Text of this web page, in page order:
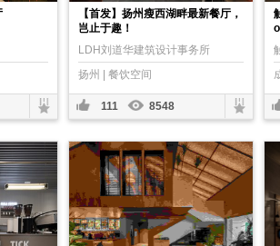
【首发】扬州瘦西湖畔最新餐厅，
岂止于趣！
LDH刘道华建筑设计事务所
扬州 | 餐饮空间
111 8548